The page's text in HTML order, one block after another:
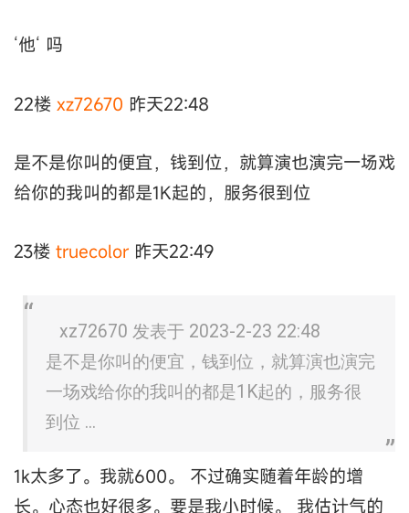
‘他‘ 吗
22楼 xz72670 昨天22:48
是不是你叫的便宜，钱到位，就算演也演完一场戏
给你的我叫的都是1K起的，服务很到位
23楼 truecolor 昨天22:49
xz72670 发表于 2023-2-23 22:48
是不是你叫的便宜，钱到位，就算演也演完
一场戏给你的我叫的都是1K起的，服务很
到位 ...
1k太多了。我就600。 不过确实随着年龄的增
长。心态也好很多。要是我小时候。 我估计气的